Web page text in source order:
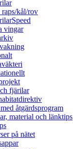
raps/kål/rov
vingar
fjärilar
åtgärdsprogram
material och länktips
på nätet